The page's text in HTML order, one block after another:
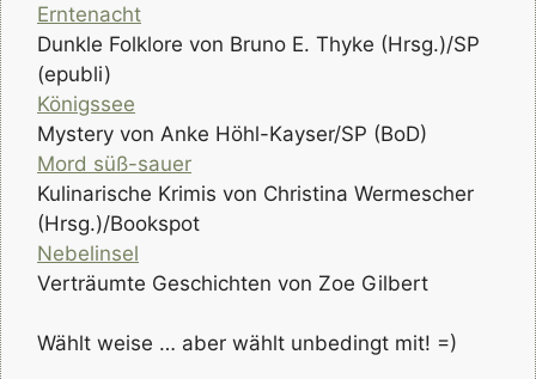
Erntenacht
Dunkle Folklore von Bruno E. Thyke (Hrsg.)/SP
(epubli)
Königssee
Mystery von Anke Höhl-Kayser/SP (BoD)
Mord süß-sauer
Kulinarische Krimis von Christina Wermescher
(Hrsg.)/Bookspot
Nebelinsel
Verträumte Geschichten von Zoe Gilbert
Wählt weise … aber wählt unbedingt mit! =)